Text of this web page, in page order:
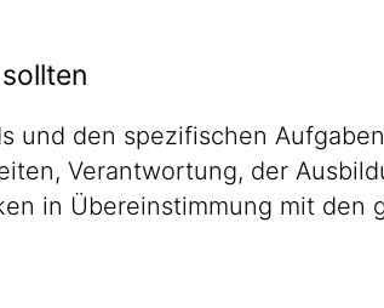
und den spezifischen
Verantwortung, der
in Übereinstimmung mit den